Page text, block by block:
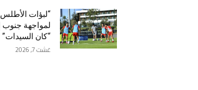
“لبؤات
لمواجهة جنوب
“كان السيدات”
غشت 7, 2026